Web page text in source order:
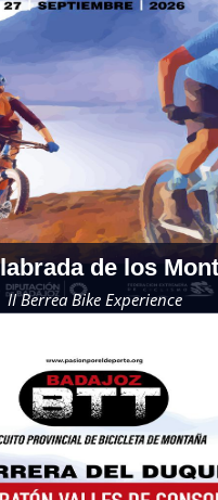
de los
II Berrea Bike Experience